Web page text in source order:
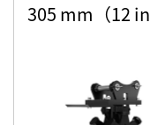
305 mm（12